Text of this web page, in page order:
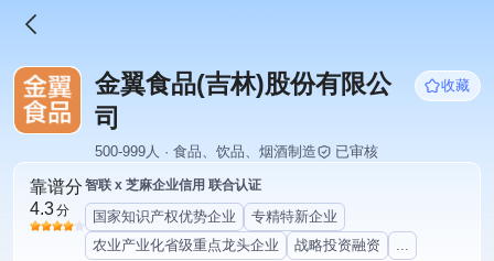
金翼食品(吉林)股份有限公
司
收藏
500-999人 · 食品、饮品、烟酒制造 已审核
靠谱分
4.3分
智联 x 芝麻企业信用 联合认证
国家知识产权优势企业
专精特新企业
农业产业化省级重点龙头企业
战略投资融资 ...